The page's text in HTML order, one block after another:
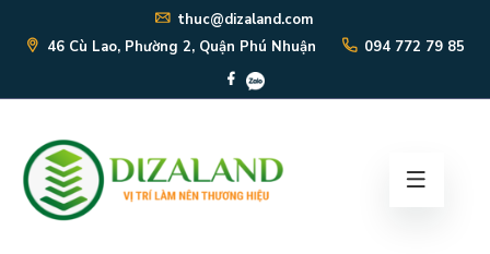
thuc@dizaland.com
46 Cù Lao, Phường 2, Quận Phú Nhuận
094 772 79 85